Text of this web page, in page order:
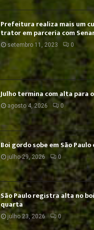
Prefeitura realiza mais um
trator em parceria com
setembro 11, 2023 0
Julho termina com alta para
agosto 4, 2026 0
Boi gordo sobe em São Paulo
julho 29, 2026 0
São Paulo registra alta no
quarta
julho 23, 2026 0